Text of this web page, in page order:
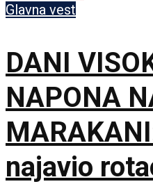
Glavna vest
DANI
NAPONA
najavio